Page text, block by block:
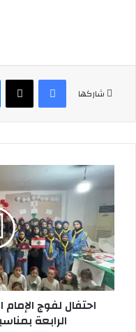
شاركها
فيسبوك
‫X
احتفال
لفوج
الإمام
المهدي
(عج)-
المنطقة
الرابعة
بمناسبة
عيد
الإستقلال
احتفال لفوج
الرابعة